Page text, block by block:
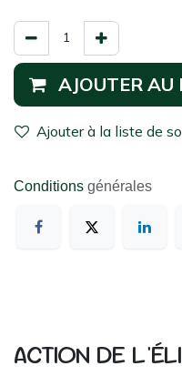
AJOUTER AU
Ajouter à la liste de
Conditions générales
ACTION DE